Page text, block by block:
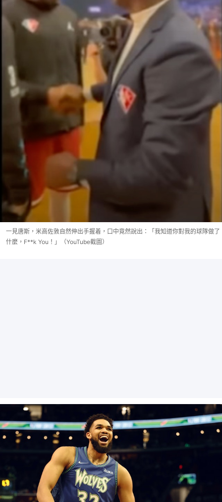
一見唐斯，米高佐敦自然伸出手握着，口中竟然說出：「我知道你對我的球隊做了
什麼，F**k You！」（YouTube截圖）